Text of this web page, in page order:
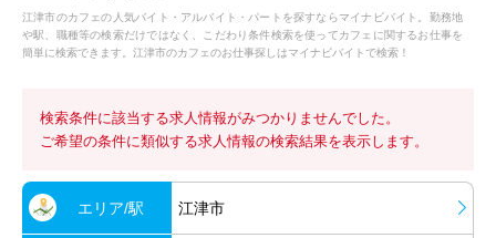
江津市のカフェの人気バイト・アルバイト・パートを探すならマイナビバイト。勤務地
や駅、職種等の検索だけではなく、こだわり条件検索を使ってカフェに関するお仕事を
簡単に検索できます。江津市のカフェのお仕事探しはマイナビバイトで検索！
検索条件に該当する求人情報がみつかりませんでした。
ご希望の条件に類似する求人情報の検索結果を表示します。
エリア/駅 江津市